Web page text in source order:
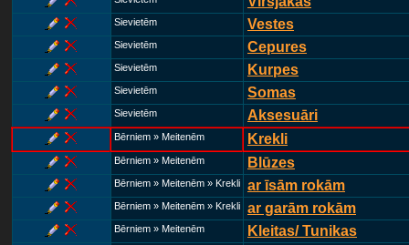
Sievietēm Vestes
Sievietēm Cepures
Sievietēm Kurpes
Sievietēm Somas
Sievietēm Aksesuāri
Bērniem » Meitenēm Krekli
Bērniem » Meitenēm Blūzes
Bērniem » Meitenēm » Krekli ar īsām rokām
Bērniem » Meitenēm » Krekli ar garām rokām
Bērniem » Meitenēm Kleitas/ Tunikas